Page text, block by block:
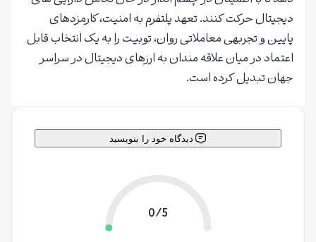
دیجیتال حرکت کنند. تعهد پلتفرم به امنیت، کارمزدهای
پایین و تجربهی معاملاتی روان، توبیت را به یک انتخاب قابل
اعتماد در میان علاقه مندان به ارزهای دیجیتال در سراسر
جهان تبدیل کرده است.
دیدگاه خود را بنویسید
0/5